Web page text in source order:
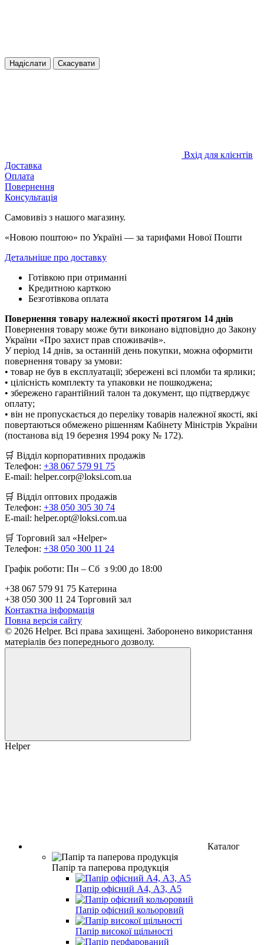
Надіслати Скасувати
Вхід для клієнтів
Доставка
Оплата
Повернення
Консультація
Самовивіз з нашого магазину.
«Новою поштою» по Україні — за тарифами Нової Пошти
Детальніше про доставку
Готівкою при отриманні
Кредитною карткою
Безготівкова оплата
Повернення товару належної якості протягом 14 днів
Повернення товару може бути виконано відповідно до Закону
України «Про захист прав споживачів».
У період 14 днів, за останній день покупки, можна оформити
повернення товару за умови:
• товар не був в експлуатації; збережені всі пломби та ярлики;
• цілісність комплекту та упаковки не пошкоджена;
• збережено гарантійний талон та документ, що підтверджує
оплату;
• він не пропускається до переліку товарів належної якості, які
повертаються обмежено рішенням Кабінету Міністрів України
(постанова від 19 березня 1994 року № 172).
🛒 Відділ корпоративних продажів
Телефон: +38 067 579 91 75
E-mail: helper.corp@loksi.com.ua
🛒 Відділ оптових продажів
Телефон: +38 050 305 30 74
E-mail: helper.opt@loksi.com.ua
🛒 Торговий зал «Helper»
Телефон: +38 050 300 11 24
Графік роботи: Пн – Сб з 9:00 до 18:00
+38 067 579 91 75 Катерина
+38 050 300 11 24 Торговий зал
Контактна інформація
Повна версія сайту
© 2026 Helper. Всі права захищені. Заборонено використання
матеріалів без попереднього дозволу.
Helper
Каталог
Папір та паперова продукція
Папір офісний А4, А3, А5
Папір офісний кольоровий
Папір високої щільності